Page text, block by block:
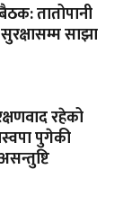
तातोपानी
साझा
रहेको
पुगेकी